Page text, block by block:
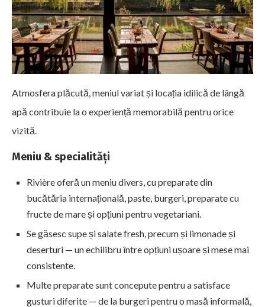
Atmosfera plăcută, meniul variat și locația idilică de lângă
apă contribuie la o experiență memorabilă pentru orice
vizită.
Meniu & specialități
Rivière oferă un meniu divers, cu preparate din
bucătăria internațională, paste, burgeri, preparate cu
fructe de mare și opțiuni pentru vegetariani.
Se găsesc supe și salate fresh, precum și limonade și
deserturi — un echilibru între opțiuni ușoare și mese mai
consistente.
Multe preparate sunt concepute pentru a satisface
gusturi diferite — de la burgeri pentru o masă informală,